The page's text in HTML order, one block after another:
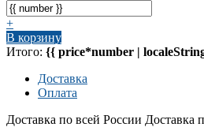
+
В корзину
Итого: {{ price*number |
Доставка
Оплата
Доставка по всей России Доставка